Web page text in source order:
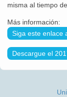
misma al tiempo
Más información:
Siga este enlace
Descargue el